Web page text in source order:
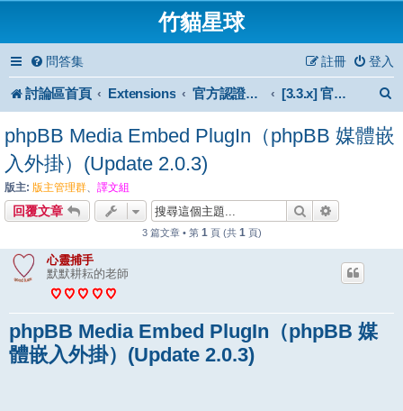
竹貓星球
問答集 登入
註冊
討論區首頁 Extensions 官方認證擴充功能 [3.3.x] 官方認證擴充功能
phpBB Media Embed PlugIn（phpBB 媒體嵌
入外掛）(Update 2.0.3)
版主: 版主管理群、 譯文組
回覆文章 搜尋
3 篇文章 • 第 1 頁 (共 1 頁)
心靈捕手
默默耕耘的老師
phpBB Media Embed PlugIn（phpBB 媒
體嵌入外掛）(Update 2.0.3)